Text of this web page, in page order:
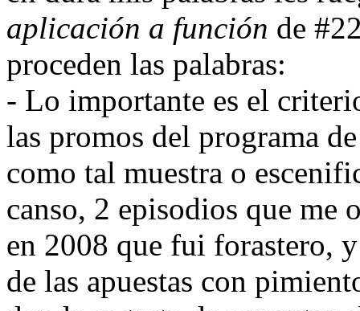
aplicación a función de
proceden las palabras:
- Lo importante es el
las promos del programa
como tal muestra o
canso, 2 episodios que me
en 2008 que fui forastero,
de las apuestas con